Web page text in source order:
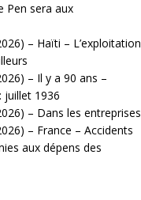
Pen sera aux
– Haïti – L’exploitation
– Il y a 90 ans –
juillet 1936
– Dans les entreprises
– France – Accidents
aux dépens des